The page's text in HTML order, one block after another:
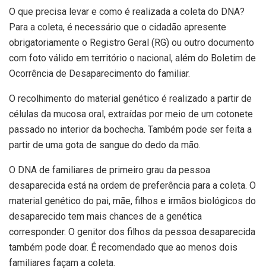
O que precisa levar e como é realizada a coleta do DNA?
Para a coleta, é necessário que o cidadão apresente
obrigatoriamente o Registro Geral (RG) ou outro documento
com foto válido em território o nacional, além do Boletim de
Ocorrência de Desaparecimento do familiar.
O recolhimento do material genético é realizado a partir de
células da mucosa oral, extraídas por meio de um cotonete
passado no interior da bochecha. Também pode ser feita a
partir de uma gota de sangue do dedo da mão.
O DNA de familiares de primeiro grau da pessoa
desaparecida está na ordem de preferência para a coleta. O
material genético do pai, mãe, filhos e irmãos biológicos do
desaparecido tem mais chances de a genética
corresponder. O genitor dos filhos da pessoa desaparecida
também pode doar. É recomendado que ao menos dois
familiares façam a coleta.